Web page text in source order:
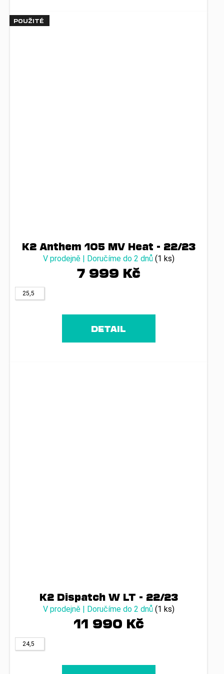
POUŽITÉ
K2 Anthem 105 MV Heat - 22/23
V prodejně | Doručíme do 2 dnů (1 ks)
7 999 Kč
25,5
DETAIL
K2 Dispatch W LT - 22/23
V prodejně | Doručíme do 2 dnů (1 ks)
11 990 Kč
24,5